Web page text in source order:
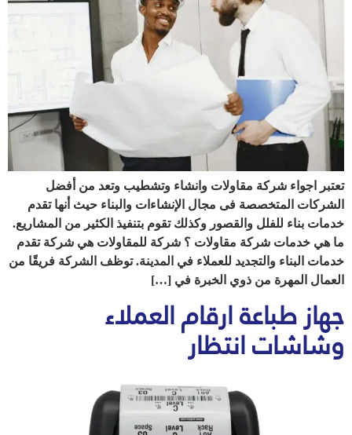
تعتبر اجواء شركة مقاولات وانشاء وتشطيب وتعد من أفضل
الشركات المتخصصة فى مجال الإنشاءات والبناء حيث أنها تقدم
خدمات بناء للفلل والقصور وكذلك تقوم بتنفيذ الكثير من المشاريع.
ما هي خدمات شركة مقاولات ؟ شركة للمقاولات هي شركة تقدم
خدمات البناء والتجديد للعملاء في المدينة. توظف الشركة فريقًا من
العمال المهرة من ذوي الخبرة في […]
جهاز طباعة ارقام العملاء
وشاشات انتظار